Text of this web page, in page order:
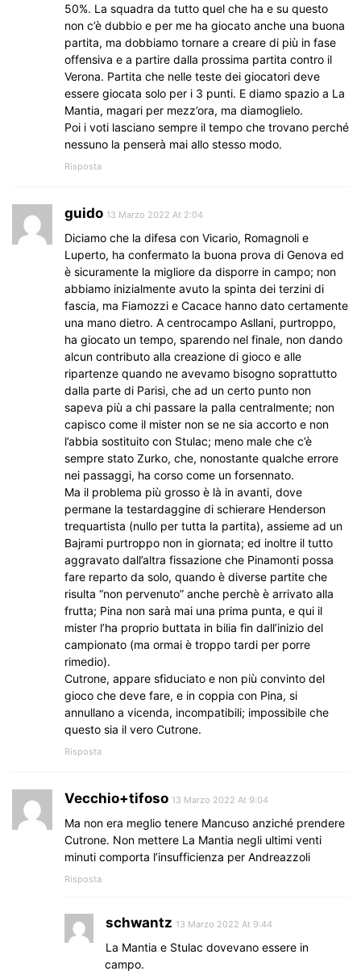
50%. La squadra da tutto quel che ha e su questo
non c’è dubbio e per me ha giocato anche una buona
partita, ma dobbiamo tornare a creare di più in fase
offensiva e a partire dalla prossima partita contro il
Verona. Partita che nelle teste dei giocatori deve
essere giocata solo per i 3 punti. E diamo spazio a La
Mantia, magari per mezz’ora, ma diamoglielo.
Poi i voti lasciano sempre il tempo che trovano perché
nessuno la penserà mai allo stesso modo.
Risposta
guido 13 Marzo 2022 At 2:04
Diciamo che la difesa con Vicario, Romagnoli e
Luperto, ha confermato la buona prova di Genova ed
è sicuramente la migliore da disporre in campo; non
abbiamo inizialmente avuto la spinta dei terzini di
fascia, ma Fiamozzi e Cacace hanno dato certamente
una mano dietro. A centrocampo Asllani, purtroppo,
ha giocato un tempo, sparendo nel finale, non dando
alcun contributo alla creazione di gioco e alle
ripartenze quando ne avevamo bisogno soprattutto
dalla parte di Parisi, che ad un certo punto non
sapeva più a chi passare la palla centralmente; non
capisco come il mister non se ne sia accorto e non
l’abbia sostituito con Stulac; meno male che c’è
sempre stato Zurko, che, nonostante qualche errore
nei passaggi, ha corso come un forsennato.
Ma il problema più grosso è là in avanti, dove
permane la testardaggine di schierare Henderson
trequartista (nullo per tutta la partita), assieme ad un
Bajrami purtroppo non in giornata; ed inoltre il tutto
aggravato dall’altra fissazione che Pinamonti possa
fare reparto da solo, quando è diverse partite che
risulta “non pervenuto” anche perchè è arrivato alla
frutta; Pina non sarà mai una prima punta, e qui il
mister l’ha proprio buttata in bilia fin dall’inizio del
campionato (ma ormai è troppo tardi per porre
rimedio).
Cutrone, appare sfiduciato e non più convinto del
gioco che deve fare, e in coppia con Pina, si
annullano a vicenda, incompatibili; impossibile che
questo sia il vero Cutrone.
Risposta
Vecchio+tifoso 13 Marzo 2022 At 9:04
Ma non era meglio tenere Mancuso anziché prendere
Cutrone. Non mettere La Mantia negli ultimi venti
minuti comporta l’insufficienza per Andreazzoli
Risposta
schwantz 13 Marzo 2022 At 9:44
La Mantia e Stulac dovevano essere in
campo.